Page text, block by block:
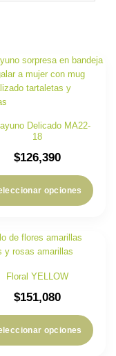
Delicado MA22-
18
$126,390
opciones
Floral YELLOW
$151,080
opciones